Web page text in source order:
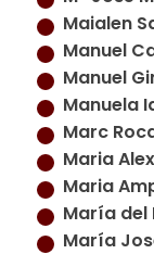
Maialen
Manuel
Manuel
Manuela
Marc
Maria
Maria
María del
María